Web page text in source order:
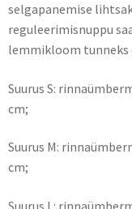
selgapanemise
reguleerimisnuppu
lemmikloom tunneks
Suurus S:
cm;
Suurus M:
cm;
Suurus L: